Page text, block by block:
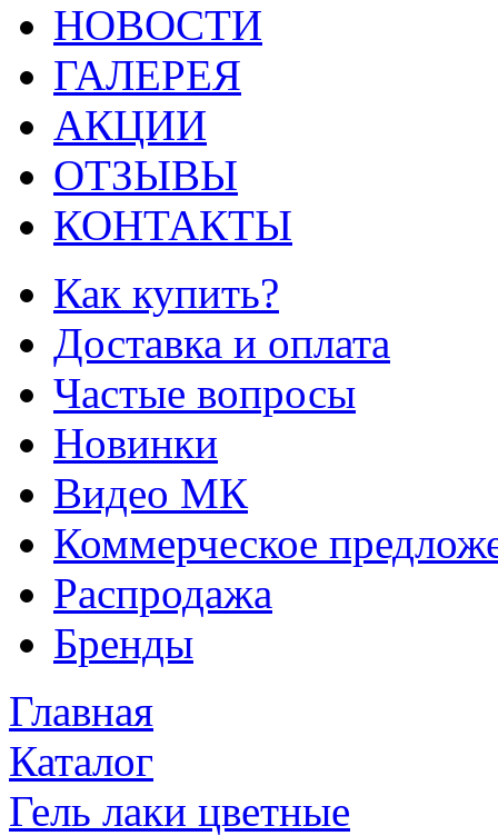
НОВОСТИ
ГАЛЕРЕЯ
АКЦИИ
ОТЗЫВЫ
КОНТАКТЫ
Как купить?
Доставка и оплата
Частые вопросы
Новинки
Видео МК
Коммерческое
Распродажа
Бренды
Главная
Каталог
Гель лаки цветные